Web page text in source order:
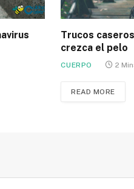
Trucos
crezca el pelo
CUERPO 2
READ MORE